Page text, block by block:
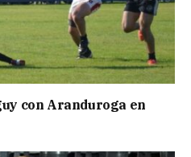
con Aranduroga en